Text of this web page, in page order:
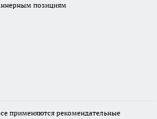
позициям
применяются рекомендательные